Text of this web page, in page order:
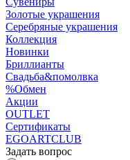
Золотые украшения
Серебряные украшения
Коллекция
Новинки
Бриллианты
Свадьба&помолвка
%Обмен
Акции
OUTLET
Сертификаты
EGOARTCLUB
Задать вопрос